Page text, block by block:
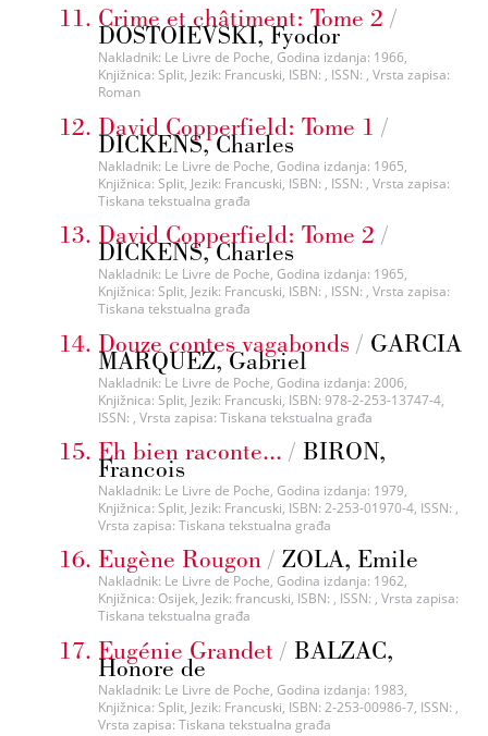
Crime et châtiment: Tome 2 /
DOSTOIEVSKI, Fyodor
Nakladnik: Le Livre de Poche, Godina izdanja: 1966,
Knjižnica: Split, Jezik: Francuski, ISBN: , ISSN: , Vrsta zapisa:
Roman
David Copperfield: Tome 1 /
DICKENS, Charles
Nakladnik: Le Livre de Poche, Godina izdanja: 1965,
Knjižnica: Split, Jezik: Francuski, ISBN: , ISSN: , Vrsta zapisa:
Tiskana tekstualna građa
David Copperfield: Tome 2 /
DICKENS, Charles
Nakladnik: Le Livre de Poche, Godina izdanja: 1965,
Knjižnica: Split, Jezik: Francuski, ISBN: , ISSN: , Vrsta zapisa:
Tiskana tekstualna građa
Douze contes vagabonds / GARCIA
MARQUEZ, Gabriel
Nakladnik: Le Livre de Poche, Godina izdanja: 2006,
Knjižnica: Split, Jezik: Francuski, ISBN: 978-2-253-13747-4,
ISSN: , Vrsta zapisa: Tiskana tekstualna građa
Eh bien raconte... / BIRON,
Francois
Nakladnik: Le Livre de Poche, Godina izdanja: 1979,
Knjižnica: Split, Jezik: Francuski, ISBN: 2-253-01970-4, ISSN: ,
Vrsta zapisa: Tiskana tekstualna građa
Eugène Rougon / ZOLA, Emile
Nakladnik: Le Livre de Poche, Godina izdanja: 1962,
Knjižnica: Osijek, Jezik: francuski, ISBN: , ISSN: , Vrsta zapisa:
Tiskana tekstualna građa
Eugénie Grandet / BALZAC,
Honore de
Nakladnik: Le Livre de Poche, Godina izdanja: 1983,
Knjižnica: Split, Jezik: Francuski, ISBN: 2-253-00986-7, ISSN: ,
Vrsta zapisa: Tiskana tekstualna građa